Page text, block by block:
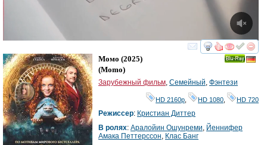
смотреть
Момо (2025)
(Momo)
Зарубежный фильм Семейный Фэнтези
HD 2160р HD 1080 HD 720
Режиссер: Кристиан Диттер
В ролях: Аралойин Ошунреми Йеннифер
Амака Петтерссон Клас Банг